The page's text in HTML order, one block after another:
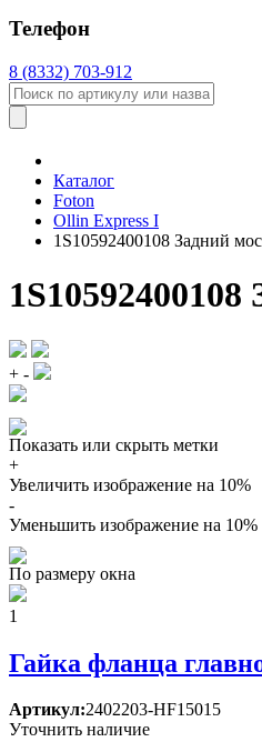
Телефон
8 (8332) 703-912
Каталог
Foton
Оllin Express I
1S10592400108 Задний
+ -
Показать или скрыть метки
+
Увеличить изображение на 10%
-
Уменьшить изображение на 10%
По размеру окна
1
Гайка фланца
Артикул:2402203-HF15015
Уточнить наличие